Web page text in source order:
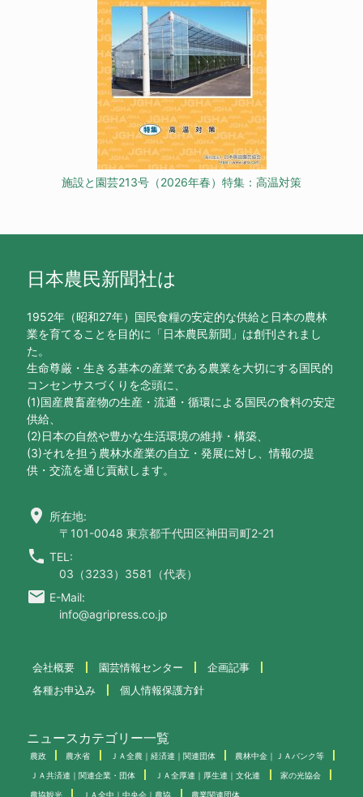
施設と園芸213号（2026年春）特集：高温対策
日本農民新聞社は
1952年（昭和27年）国民食糧の安定的な供給と日本の農林
業を育てることを目的に「日本農民新聞」は創刊されまし
た。
生命尊厳・生きる基本の産業である農業を大切にする国民的
コンセンサスづくりを念頭に、
(1)国産農畜産物の生産・流通・循環による国民の食料の安定
供給、
(2)日本の自然や豊かな生活環境の維持・構築、
(3)それを担う農林水産業の自立・発展に対し、情報の提
供・交流を通じ貢献します。
location_on 所在地:
〒101-0048 東京都千代田区神田司町2-21
call TEL:
03（3233）3581（代表）
email E-Mail:
info@agripress.co.jp
会社概要 園芸情報センター
企画記事
各種お申込み
個人情報保護方針
ニュースカテゴリー一覧
農政 農水省 ＪＡ全農｜経済連｜関連団体 農林中金｜ＪＡバンク等
ＪＡ共済連｜関連企業・団体 ＪＡ全厚連｜厚生連｜文化連 家の光協会
農協観光 ＪＡ全中｜中央会｜農協 農業関連団体